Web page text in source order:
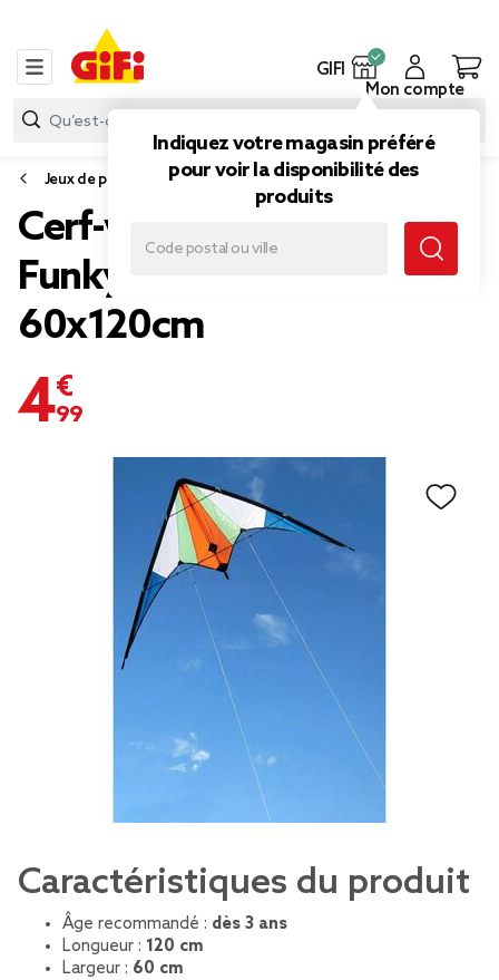
GIFI
Indiquez votre magasin préféré
pour voir la disponibilité des
produits
Mon compte
Jeux de piscine et plage
Cerf-volant triangulaire
Funky avec poignées
60x120cm
4,99 €
Caractéristiques du produit
Âge recommandé : dès 3 ans
Longueur : 120 cm
Largeur : 60 cm